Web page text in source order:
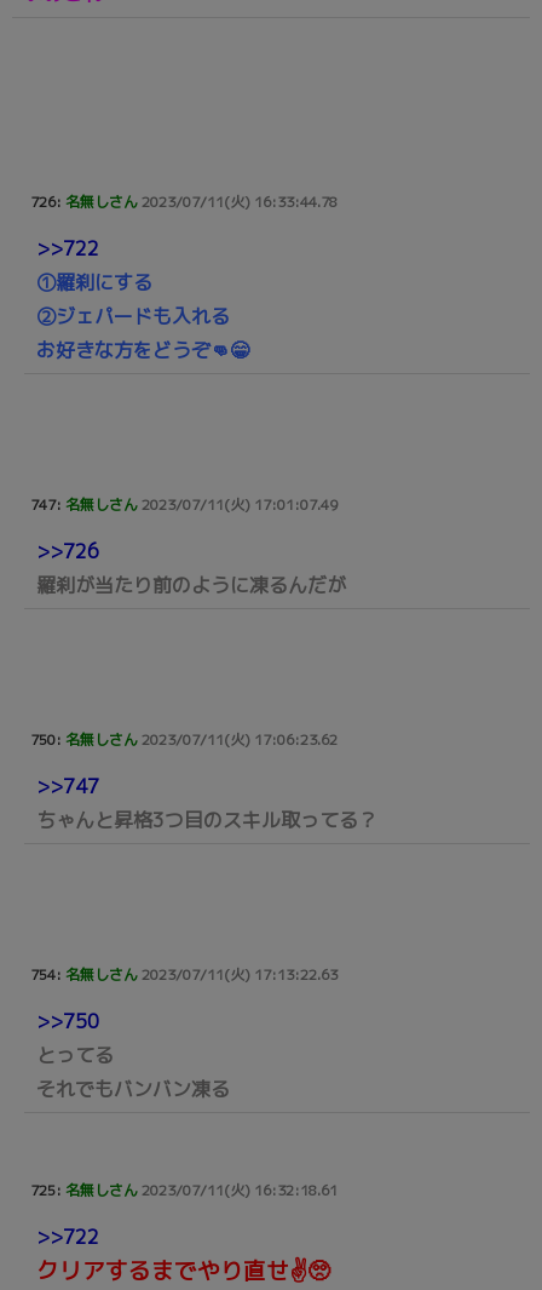
726: 名無しさん2023/07/11(火) 16:33:44.78
>>722
①羅刹にする
②ジェパードも入れる
お好きな方をどうぞ👊😁
747: 名無しさん2023/07/11(火) 17:01:07.49
>>726
羅刹が当たり前のように凍るんだが
750: 名無しさん2023/07/11(火) 17:06:23.62
>>747
ちゃんと昇格3つ目のスキル取ってる？
754: 名無しさん2023/07/11(火) 17:13:22.63
>>750
とってる
それでもバンバン凍る
725: 名無しさん2023/07/11(火) 16:32:18.61
>>722
クリアするまでやり直せ✌️🥺